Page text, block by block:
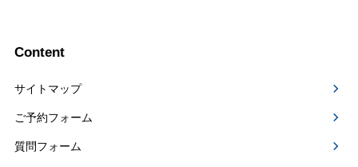
Content
サイトマップ
ご予約フォーム
質問フォーム